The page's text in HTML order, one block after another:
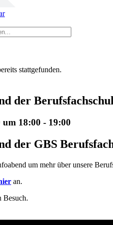
stattgefunden.
der
um 18:00 - 19:00
der GBS
um mehr über unsere
an.
Besuch.